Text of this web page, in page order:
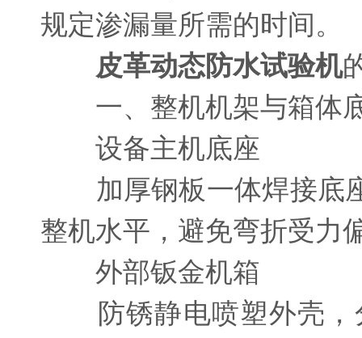
规定渗漏量所需的时间。
皮革动态防水试验机
一、整机机架与箱体
设备主机底座
加厚钢板一体焊接底座
整机水平，避免弯折受力
外部钣金机箱
防锈静电喷塑外壳，